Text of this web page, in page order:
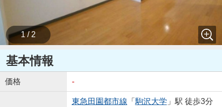
1 / 2
基本情報
価格 -
東急田園都市線 「 駒沢大学 」駅 徒歩3分